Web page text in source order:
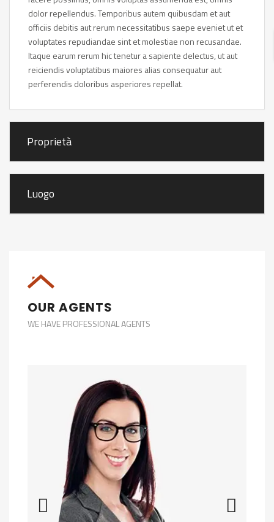
dolor repellendus. Temporibus autem quibusdam et aut
officiis debitis aut rerum necessitatibus saepe eveniet ut et
voluptates repudiandae sint et molestiae non recusandae.
Itaque earum rerum hic tenetur a sapiente delectus, ut aut
reiciendis voluptatibus maiores alias consequatur aut
perferendis doloribus asperiores repellat.
Proprietà
Luogo
OUR AGENTS
WE HAVE PROFESSIONAL AGENTS